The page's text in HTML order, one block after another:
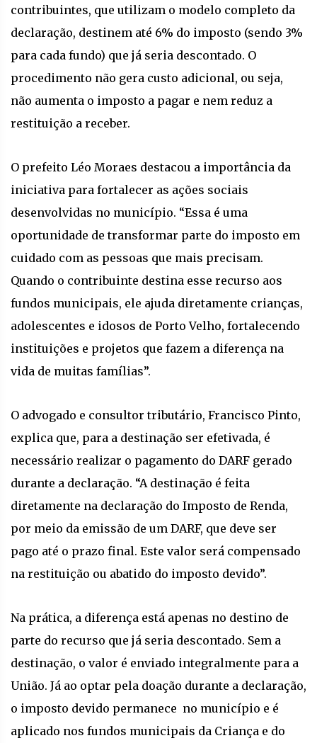
contribuintes, que utilizam o modelo completo da
declaração, destinem até 6% do imposto (sendo 3%
para cada fundo) que já seria descontado. O
procedimento não gera custo adicional, ou seja,
não aumenta o imposto a pagar e nem reduz a
restituição a receber.
O prefeito Léo Moraes destacou a importância da
iniciativa para fortalecer as ações sociais
desenvolvidas no município. “Essa é uma
oportunidade de transformar parte do imposto em
cuidado com as pessoas que mais precisam.
Quando o contribuinte destina esse recurso aos
fundos municipais, ele ajuda diretamente crianças,
adolescentes e idosos de Porto Velho, fortalecendo
instituições e projetos que fazem a diferença na
vida de muitas famílias”.
O advogado e consultor tributário, Francisco Pinto,
explica que, para a destinação ser efetivada, é
necessário realizar o pagamento do DARF gerado
durante a declaração. “A destinação é feita
diretamente na declaração do Imposto de Renda,
por meio da emissão de um DARF, que deve ser
pago até o prazo final. Este valor será compensado
na restituição ou abatido do imposto devido”.
Na prática, a diferença está apenas no destino de
parte do recurso que já seria descontado. Sem a
destinação, o valor é enviado integralmente para a
União. Já ao optar pela doação durante a declaração,
o imposto devido permanece no município e é
aplicado nos fundos municipais da Criança e do